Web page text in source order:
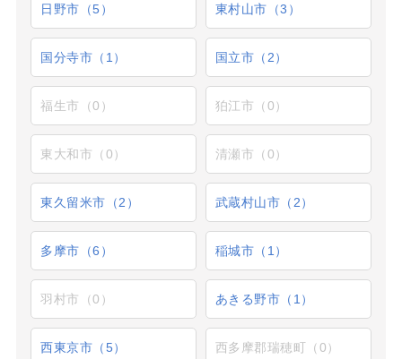
日野市（5） 東村山市（3）
国分寺市（1） 国立市（2）
福生市（0） 狛江市（0）
東大和市（0） 清瀬市（0）
東久留米市（2） 武蔵村山市（2）
多摩市（6） 稲城市（1）
羽村市（0） あきる野市（1）
西東京市（5） 西多摩郡瑞穂町（0）